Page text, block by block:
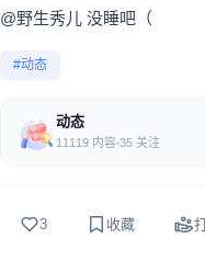
@野生秀儿 没睡吧（
#动态
动态
11119 内容 35 关注
3 收藏